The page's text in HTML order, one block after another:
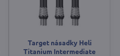
Target násadky Heli
Titanium Intermediate